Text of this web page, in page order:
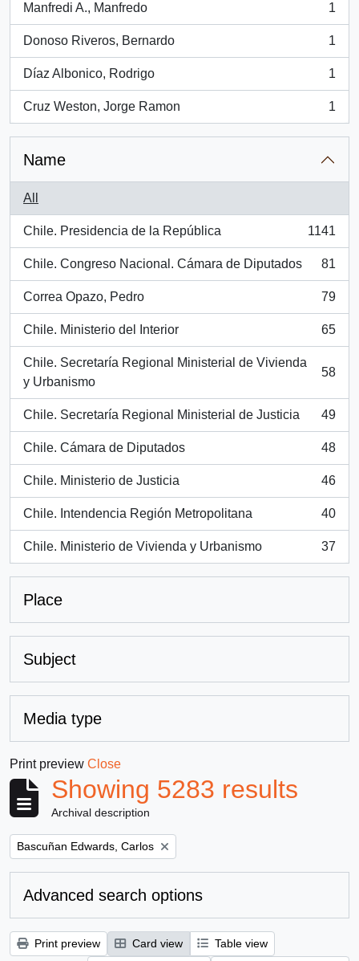
Manfredi A., Manfredo
, 1 results
1
Donoso Riveros, Bernardo
, 1 results
1
Díaz Albonico, Rodrigo
, 1 results
1
Cruz Weston, Jorge Ramon
, 1 results
1
Name
All
Chile. Presidencia de la República
, 1141 results
1141
Chile. Congreso Nacional. Cámara de Diputados
, 81 results
81
Correa Opazo, Pedro
, 79 results
79
Chile. Ministerio del Interior
, 65 results
65
Chile. Secretaría Regional Ministerial de Vivienda
y Urbanismo
, 58 results
58
Chile. Secretaría Regional Ministerial de Justicia
, 49 results
49
Chile. Cámara de Diputados
, 48 results
48
Chile. Ministerio de Justicia
, 46 results
46
Chile. Intendencia Región Metropolitana
, 40 results
40
Chile. Ministerio de Vivienda y Urbanismo
, 37 results
37
Place
Subject
Media type
Print preview Close
Showing 5283 results
Archival description
Remove filter:
Bascuñan Edwards, Carlos
Advanced search options
Print preview Card view
Table view